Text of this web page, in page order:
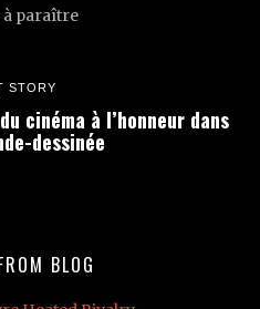
STORY
cinéma à l’honneur dans
dessinée
BLOG